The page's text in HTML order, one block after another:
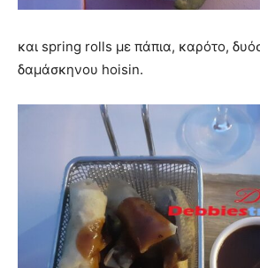
και spring rolls με πάπια, καρότο,
δαμάσκηνου hoisin.